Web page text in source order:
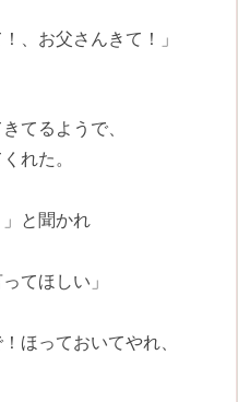
、お父さんきて！」
てるようで、
れた。
」と聞かれ
てほしい」
ほっておいてやれ、